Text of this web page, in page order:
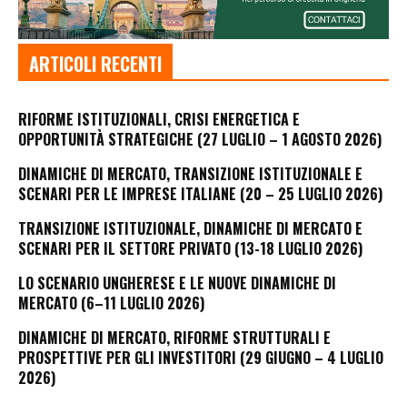
ARTICOLI RECENTI
RIFORME ISTITUZIONALI, CRISI ENERGETICA E
OPPORTUNITÀ STRATEGICHE (27 LUGLIO – 1 AGOSTO 2026)
DINAMICHE DI MERCATO, TRANSIZIONE ISTITUZIONALE E
SCENARI PER LE IMPRESE ITALIANE (20 – 25 LUGLIO 2026)
TRANSIZIONE ISTITUZIONALE, DINAMICHE DI MERCATO E
SCENARI PER IL SETTORE PRIVATO (13-18 LUGLIO 2026)
LO SCENARIO UNGHERESE E LE NUOVE DINAMICHE DI
MERCATO (6–11 LUGLIO 2026)
DINAMICHE DI MERCATO, RIFORME STRUTTURALI E
PROSPETTIVE PER GLI INVESTITORI (29 GIUGNO – 4 LUGLIO
2026)